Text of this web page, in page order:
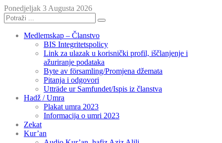
Ponedjeljak 3 Augusta 2026
Medlemskap – Članstvo
BIS Integritetspolicy
Link za ulazak u korisnički profil, iščlanjenje i
ažuriranje podataka
Byte av församling/Promjena džemata
Pitanja i odgovori
Utträde ur Samfundet/Ispis iz članstva
Hadž / Umra
Plakat umra 2023
Informacija o umri 2023
Zekat
Kur’an